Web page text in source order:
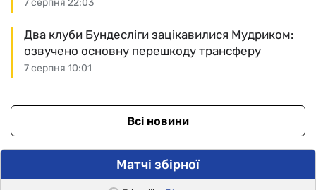
7 серпня 22:03
7 серпня 10:01
Два клуби Бундесліги зацікавилися Мудриком:
озвучено основну перешкоду трансферу
Всі новини
Матчі збірної